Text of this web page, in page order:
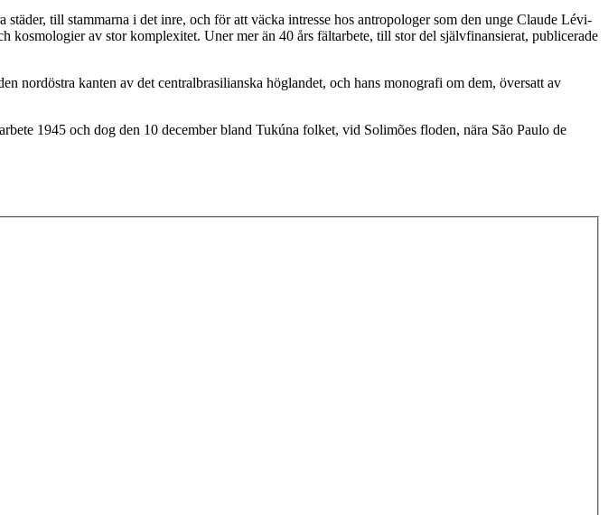
till stammarna i det inre, och för att väcka intresse hos antropologer som den unge Claude Lévi-
kosmologier av stor komplexitet. Uner mer än 40 års fältarbete, till stor del självfinansierat, publicerade
nordöstra kanten av det centralbrasilianska höglandet, och hans monografi om dem, översatt av
1945 och dog den 10 december bland Tukúna folket, vid Solimões floden, nära São Paulo de